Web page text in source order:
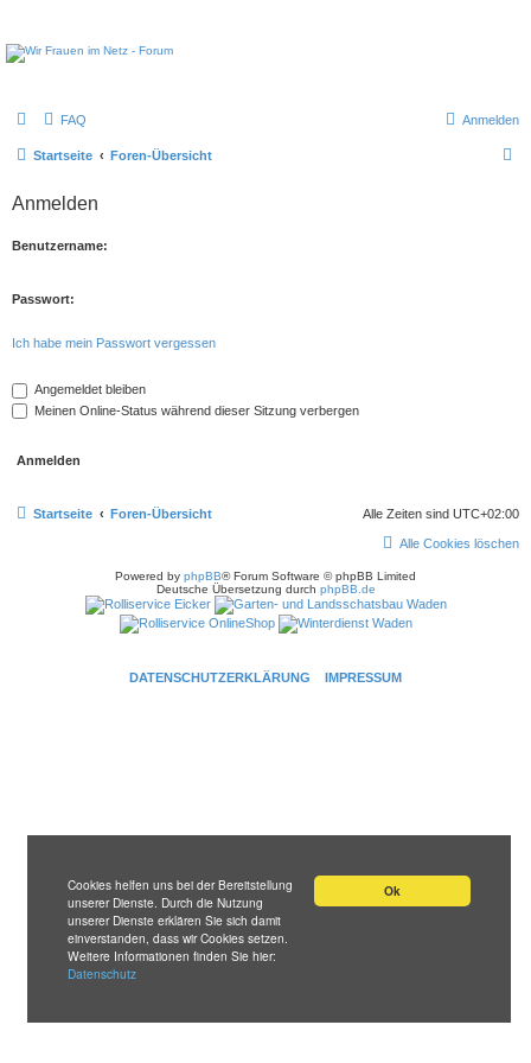
Ok
Cookies helfen uns bei der Bereitstellung
unserer Dienste. Durch die Nutzung
unserer Dienste erklären Sie sich damit
einverstanden, dass wir Cookies setzen.
Weitere Informationen finden Sie hier:
Datenschutz
FAQ Anmelden
Startseite Foren-Übersicht
Anmelden
Benutzername:
Passwort:
Ich habe mein Passwort vergessen
Angemeldet bleiben
Meinen Online-Status während dieser Sitzung verbergen
Startseite Foren-Übersicht Alle Zeiten sind UTC+02:00
Alle Cookies löschen
Powered by phpBB® Forum Software © phpBB Limited
Deutsche Übersetzung durch phpBB.de
DATENSCHUTZERKLÄRUNG IMPRESSUM